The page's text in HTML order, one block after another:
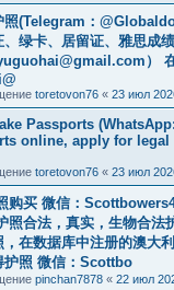
(Telegram：
绿卡、居留证、雅思成
）
toretovon76 « 23 июл
Passports
online, apply for legal
toretovon76 « 23 июл
购买 微信：
照合法，真实，生物合法
在数据库中注册的澳大
护照 微信：Scottbo
pinchan7878 « 22 июл